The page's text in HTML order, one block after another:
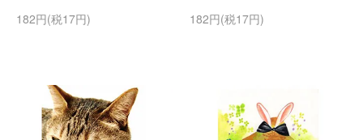
182円(税17円)
182円(税17円)